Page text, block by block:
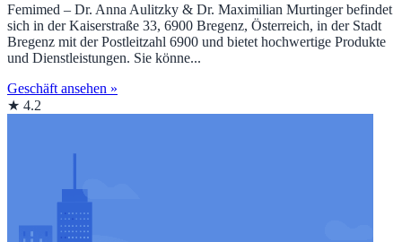
Femimed – Dr. Anna Aulitzky & Dr. Maximilian Murtinger befindet
sich in der Kaiserstraße 33, 6900 Bregenz, Österreich, in der Stadt
Bregenz mit der Postleitzahl 6900 und bietet hochwertige Produkte
und Dienstleistungen. Sie könne...
Geschäft ansehen »
★ 4.2